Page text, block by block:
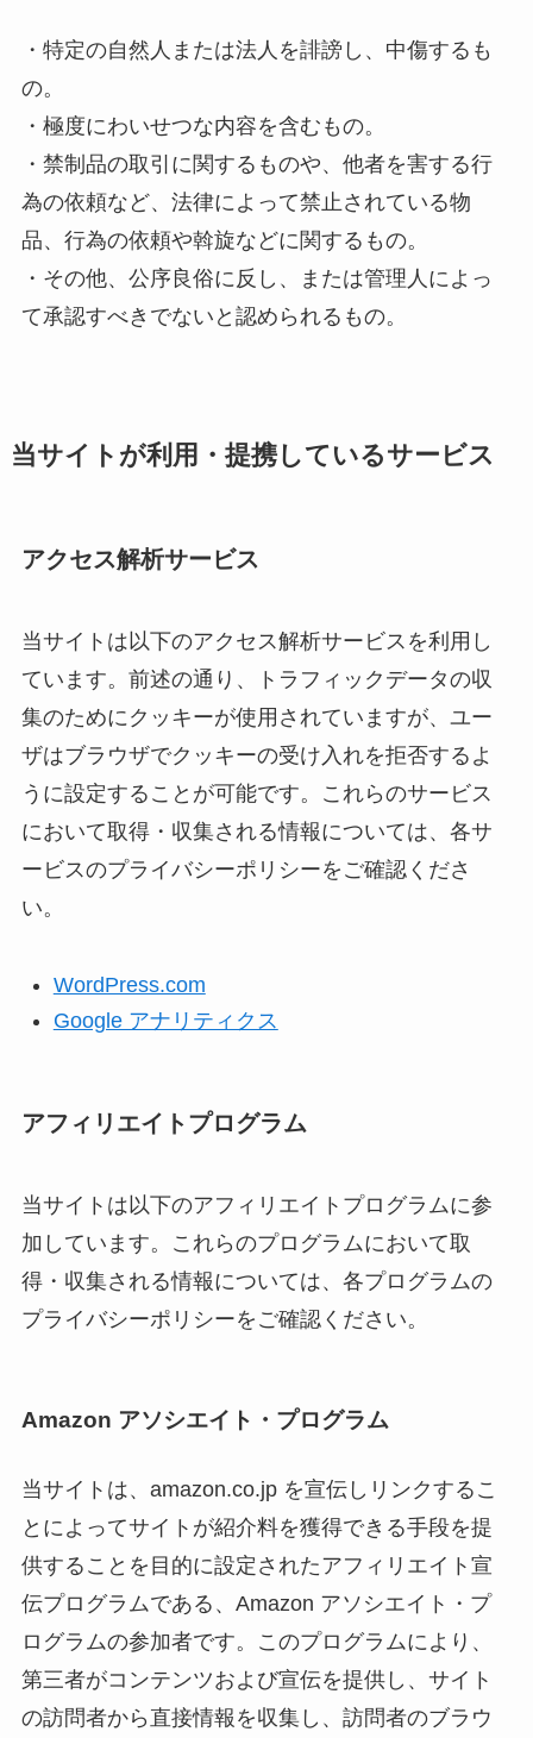
・特定の自然人または法人を誹謗し、中傷するも
の。
・極度にわいせつな内容を含むもの。
・禁制品の取引に関するものや、他者を害する行
為の依頼など、法律によって禁止されている物
品、行為の依頼や斡旋などに関するもの。
・その他、公序良俗に反し、または管理人によっ
て承認すべきでないと認められるもの。
当サイトが利用・提携しているサービス
アクセス解析サービス
当サイトは以下のアクセス解析サービスを利用し
ています。前述の通り、トラフィックデータの収
集のためにクッキーが使用されていますが、ユー
ザはブラウザでクッキーの受け入れを拒否するよ
うに設定することが可能です。これらのサービス
において取得・収集される情報については、各サ
ービスのプライバシーポリシーをご確認くださ
い。
WordPress.com
Google アナリティクス
アフィリエイトプログラム
当サイトは以下のアフィリエイトプログラムに参
加しています。これらのプログラムにおいて取
得・収集される情報については、各プログラムの
プライバシーポリシーをご確認ください。
Amazon アソシエイト・プログラム
当サイトは、amazon.co.jp を宣伝しリンクするこ
とによってサイトが紹介料を獲得できる手段を提
供することを目的に設定されたアフィリエイト宣
伝プログラムである、Amazon アソシエイト・プ
ログラムの参加者です。このプログラムにより、
第三者がコンテンツおよび宣伝を提供し、サイト
の訪問者から直接情報を収集し、訪問者のブラウ